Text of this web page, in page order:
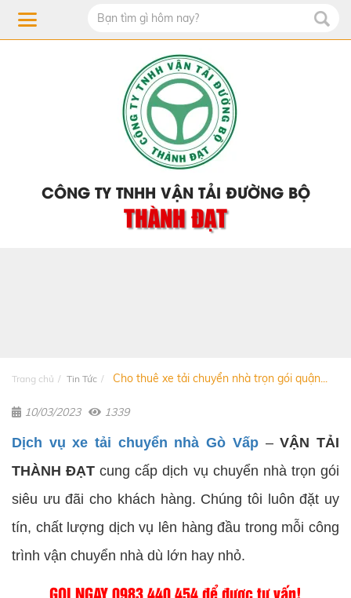
CÔNG TY TNHH VẬN TẢI ĐƯỜNG BỘ
THÀNH ĐẠT
Trang chủ Tin Tức Cho thuê xe tải chuyển nhà trọn gói quận...
10/03/2023 1339
Dịch vụ xe tải chuyển nhà Gò Vấp –VẬN TẢI
THÀNH ĐẠT cung cấp dịch vụ chuyển nhà trọn gói
siêu ưu đãi cho khách hàng. Chúng tôi luôn đặt uy
tín, chất lượng dịch vụ lên hàng đầu trong mỗi công
trình vận chuyển nhà dù lớn hay nhỏ.
GỌI NGAY 0983 440 454 để được tư vấn!